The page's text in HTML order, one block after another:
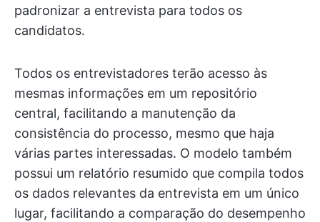
padronizar a entrevista para todos os
candidatos.
Todos os entrevistadores terão acesso às
mesmas informações em um repositório
central, facilitando a manutenção da
consistência do processo, mesmo que haja
várias partes interessadas. O modelo também
possui um relatório resumido que compila todos
os dados relevantes da entrevista em um único
lugar, facilitando a comparação do desempenho